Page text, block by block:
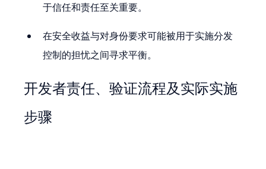
于信任和责任至关重要。
在安全收益与对身份要求可能被用于实施分发
控制的担忧之间寻求平衡。
开发者责任、验证流程及实际实施
步骤